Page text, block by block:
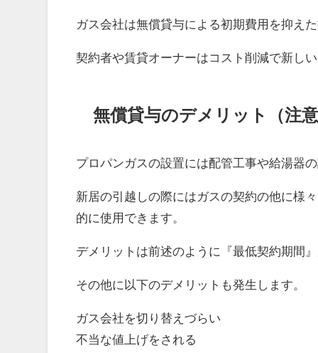
ガス会社は無償貸与による初期費用を抑え
契約者や賃貸オーナーはコスト削減で新し
無償貸与のデメリット（注意
プロパンガスの設置には配管工事や給湯器
新居の引越しの際にはガスの契約の他に様
的に使用できます。
デメリットは前述のように『最低契約期間
その他に以下のデメリットも発生します。
ガス会社を切り替えづらい
不当な値上げをされる